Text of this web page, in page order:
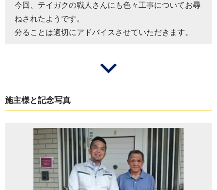
今回、テイガクの職人さんにも色々工事についてお尋
ねされたようです。
分ることは適切にアドバイスさせていただきます。
施主様と記念写真